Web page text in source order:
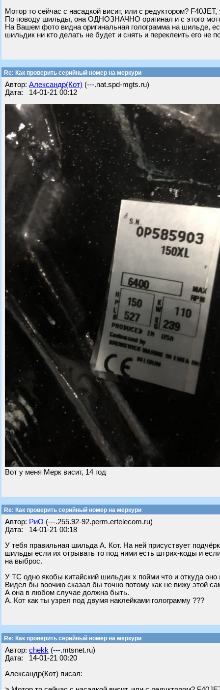
Мотор то сейчас с насадкой висит, или с редуктором?
По поводу шильды, она ОДНОЗНАЧНО оригинал и с этого
На Вашем фото видна оригинальная голограмма на шильде,
шильдик ни кто делать не будет и снять и переклеить его не
Re: Как проверить серийный номер на меркури
Автор: Александр(Кот) (---.nat.spd-mgts.ru)
Дата: 14-01-21 00:12
Вот у меня Мерк висит, 14 год
Re: Как проверить серийный номер на меркури
Автор: РиО (---.255.92-92.perm.ertelecom.ru)
Дата: 14-01-21 00:18
У тебя правильная шильда А. Кот. На ней присуствует
шильды если их отрывать то под ними есть штрих-коды и
на выброс.
У ТС одно якобы китайский шильдик х пойми что и откуда
Видел бы воочию сказал бы точно потому как не вижу этой
А она в любом случае должна быть.
А. Кот как ты узрел под двумя наклейками голограмму ???
Re: Как проверить серийный номер на меркури
Автор: chekk (---.mtsnet.ru)
Дата: 14-01-21 00:20
Александр(Кот) писал: